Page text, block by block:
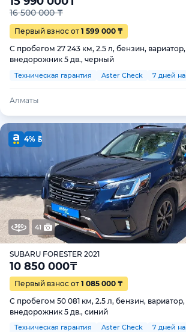
16 500 000 ₸
Первый взнос от 1 599 000 ₸
С пробегом 27 243 км, 2.5 л, бензин,
внедорожник 5 дв., черный
Техническая гарантия Aster Check 7 дней
Алматы
4%
41
SUBARU FORESTER 2021
10 850 000₸
Первый взнос от 1 085 000 ₸
С пробегом 50 081 км, 2.5 л, бензин,
внедорожник 5 дв., синий
Техническая гарантия Aster Check 7 дней